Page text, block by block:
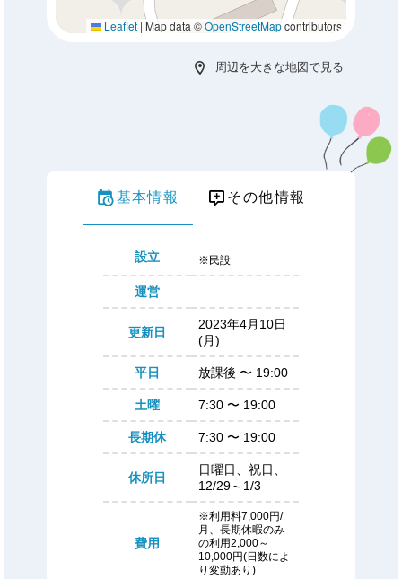
Leaflet | Map data ©OpenStreetMapcontributors
周辺を大きな地図で見る
基本情報 その他情報
設立 ※民設
運営
更新日
2023年4月10日
(月)
平日 放課後 〜 19:00
土曜 7:30 〜 19:00
長期休 7:30 〜 19:00
休所日
日曜日、祝日、
12/29～1/3
費用
※利用料7,000円/
月、長期休暇のみ
の利用2,000～
10,000円(日数によ
り変動あり)